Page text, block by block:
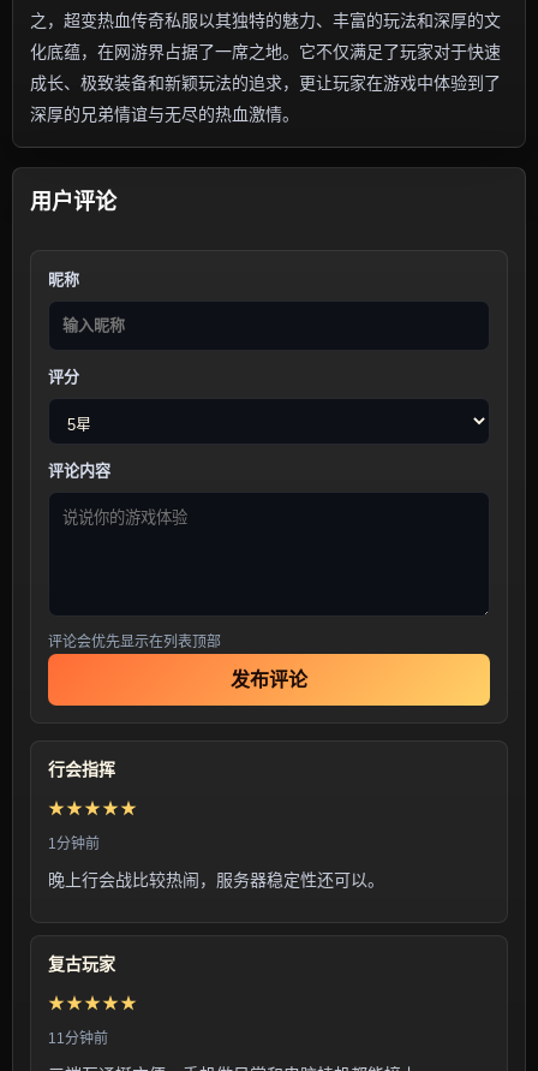
之，超变热血传奇私服以其独特的魅力、丰富的玩法和深厚的文
化底蕴，在网游界占据了一席之地。它不仅满足了玩家对于快速
成长、极致装备和新颖玩法的追求，更让玩家在游戏中体验到了
深厚的兄弟情谊与无尽的热血激情。
用户评论
昵称
评分
评论内容
评论会优先显示在列表顶部
发布评论
行会指挥
★★★★★
1分钟前
晚上行会战比较热闹，服务器稳定性还可以。
复古玩家
★★★★★
11分钟前